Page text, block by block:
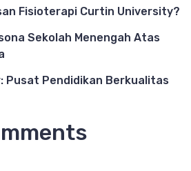
Fisioterapi Curtin University?
Sekolah Menengah Atas
Pusat Pendidikan Berkualitas